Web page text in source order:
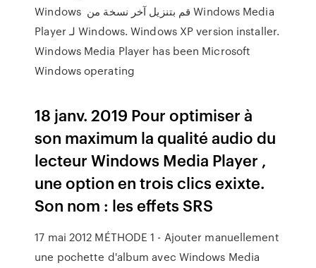
Windows قم بتنزيل آخر نسخة من Windows Media
Player لـ Windows. Windows XP version installer.
Windows Media Player has been Microsoft
Windows operating
18 janv. 2019 Pour optimiser à
son maximum la qualité audio du
lecteur Windows Media Player ,
une option en trois clics exixte.
Son nom : les effets SRS
17 mai 2012 MÉTHODE 1 - Ajouter manuellement
une pochette d'album avec Windows Media